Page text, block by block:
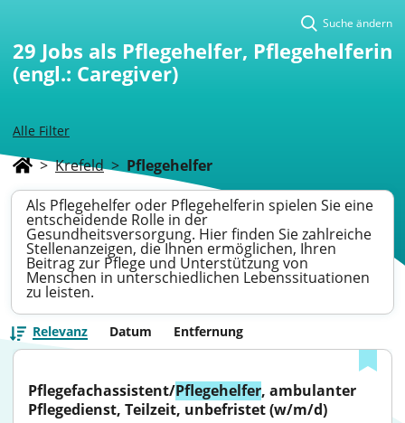
Alle Filter
Suche ändern
29 Jobs als Pflegehelfer, Pflegehelferin
(engl.: Caregiver)
> Krefeld > Pflegehelfer
Als Pflegehelfer oder Pflegehelferin spielen Sie eine
entscheidende Rolle in der
Gesundheitsversorgung. Hier finden Sie zahlreiche
Stellenanzeigen, die Ihnen ermöglichen, Ihren
Beitrag zur Pflege und Unterstützung von
Menschen in unterschiedlichen Lebenssituationen
zu leisten.
Relevanz Datum Entfernung
Pflegefachassistent/Pflegehelfer, ambulanter
Pflegedienst, Teilzeit, unbefristet (w/m/d)